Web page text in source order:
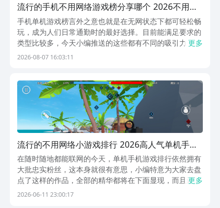
流行的手机不用网络游戏榜分享哪个 2026不用钱
的单机游戏手机版排行合辑
手机单机游戏榜言外之意也就是在无网状态下都可轻松畅
玩，成为人们日常通勤时的最好选择。目前能满足要求的
类型比较多，今天小编推送的这些都有不同的吸引力，适
合于全年龄段人群。独特的关卡任务中，仔细了解后就能
更多
2026-08-07 16:03:11
流行的不用网络小游戏排行 2026高人气单机手机
游戏分享
在随时随地都能联网的今天，单机手机游戏排行依然拥有
大批忠实粉丝，这本身就很有意思，小编特意为大家去盘
点了这样的作品，全部的精华都将在下面显现，而且还是
九游官网的款式，九游app的手游福利是最优质的，九游
更多
2026-06-11 23:00:17